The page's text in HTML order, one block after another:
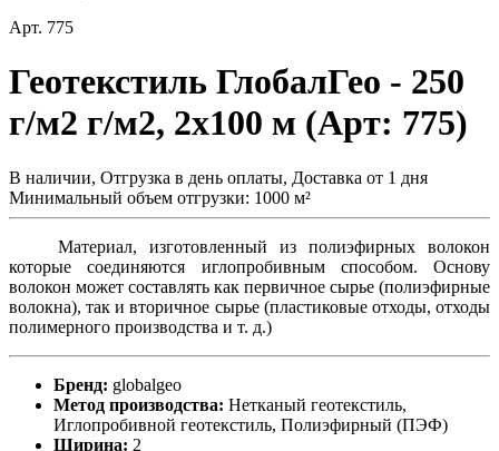
Арт. 775
Геотекстиль ГлобалГео - 250
г/м2 г/м2, 2x100 м (Арт: 775)
В наличии, Отгрузка в день оплаты, Доставка от 1 дня
Минимальный объем отгрузки: 1000 м²
Материал, изготовленный из полиэфирных волокон
которые соединяются иглопробивным способом. Основу
волокон может составлять как первичное сырье (полиэфирные
волокна), так и вторичное сырье (пластиковые отходы, отходы
полимерного производства и т. д.)
Бренд: globalgeo
Метод производства: Нетканый геотекстиль,
Иглопробивной геотекстиль, Полиэфирный (ПЭФ)
Ширина: 2